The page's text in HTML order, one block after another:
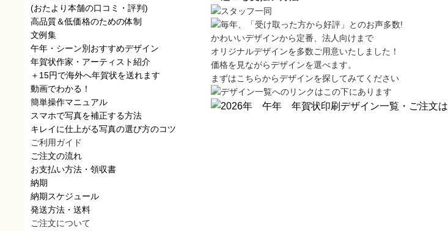
(おたより本舗の口コミ・評判)
高品質＆低価格のための体制
文例集
午年・シーン別おすすめデザイン
年賀状作家・アーティスト紹介
＋15円で海外へ年賀状を送れます
動画でわかる！
簡単操作マニュアル
スマホで写真を補正する方法
キレイに仕上がる写真の選び方のコツ
ご利用ガイド
ご注文の流れ
お支払い方法・領収書
納期
納期スケジュール
発送方法・送料
ご注文について
かわいいデザインから定番、法人向けまで
オリジナルデザインを多数ご用意いたしました！
価格を見ながらデザインを選べます。
まずはこちらからデザインを探してみてください